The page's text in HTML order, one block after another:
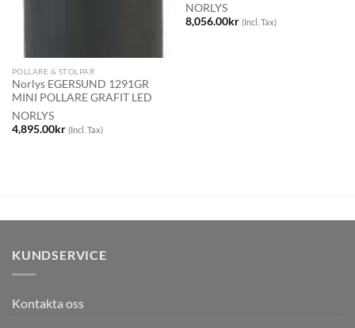
POLLARE & STOLPAR
Norlys EGERSUND 1291GR
MINI POLLARE GRAFIT LED
NORLYS
4,895.00kr (Incl. Tax)
NORLYS
8,056.00kr (Incl. Tax)
KUNDSERVICE
Kontakta oss